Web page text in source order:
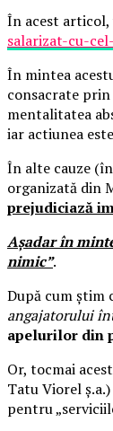
În acest
salarizat-cu-
În mintea
consacrate prin
mentalitatea
iar actiunea
În alte cauze
organizată din
prejudiciază
Așadar în
nimic”.
După cum știm
angajatorului
apelurilor din
Or, tocmai
Tatu Viorel
pentru